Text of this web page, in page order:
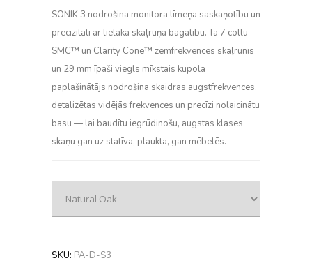
SONIK 3 nodrošina monitora līmeņa saskaņotību un
precizitāti ar lielāka skaļruņa bagātību. Tā 7 collu
SMC™ un Clarity Cone™ zemfrekvences skaļrunis
un 29 mm īpaši viegls mīkstais kupola
paplašinātājs nodrošina skaidras augstfrekvences,
detalizētas vidējās frekvences un precīzi nolaicinātu
basu — lai baudītu iegrūdinošu, augstas klases
skaņu gan uz statīva, plaukta, gan mēbelēs.
SKU: PA-D-S3